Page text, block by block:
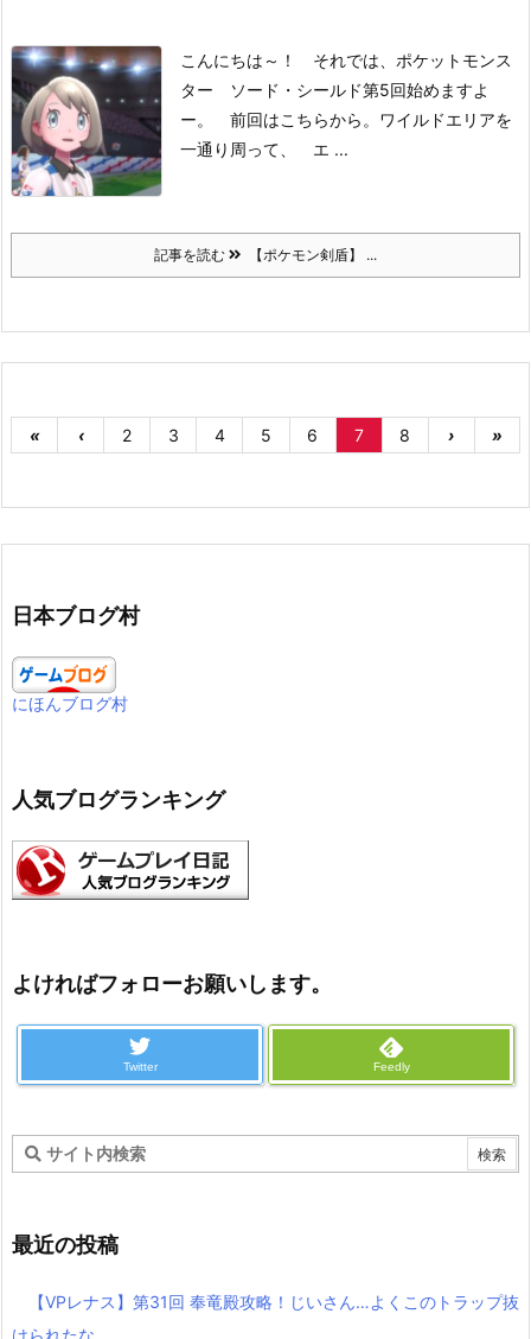
こんにちは～！
それでは、ポケットモンス
ター ソード・シールド第5回始めますよ
ー。
前回はこちらから。 ワイルドエリアを
一通り周って、
エ ...
記事を読む 【ポケモン剣盾】 ...
« ‹ 2 3 4 5 6 7 8 › »
日本ブログ村
にほんブログ村
人気ブログランキング
よければフォローお願いします。
Twitter Feedly
最近の投稿
【VPレナス】第31回 奉竜殿攻略！じいさん…よくこのトラップ抜
けられたな…